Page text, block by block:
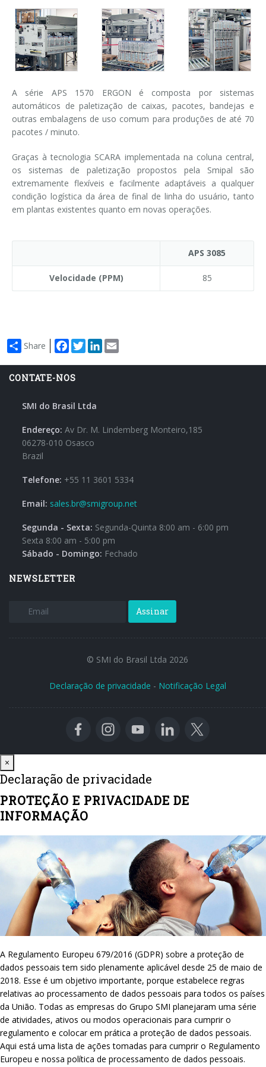
Ingresso em linha
Ingresso a 90°
A série APS 1570 ERGON é composta por sistemas
automáticos de paletização de caixas, pacotes, bandejas e
outras embalagens de uso comum para produções de até 70
pacotes / minuto.
Graças à tecnologia SCARA implementada na coluna central,
os sistemas de paletização propostos pela Smipal são
extremamente flexíveis e facilmente adaptáveis ​​a qualquer
condição logística da área de final de linha do usuário, tanto
em plantas existentes quanto em novas operações.
APS 3085
Velocidade (PPM) 85
Share Facebook
TwitterLinkedIn
CONTATE-NOS
SMI do Brasil Ltda
Endereço: Av Dr. M. Lindemberg Monteiro,185
06278-010 Osasco
Brazil
Telefone: +55 11 3601 5334
Email: sales.br@smigroup.net
Segunda - Sexta: Segunda-Quinta 8:00 am - 6:00 pm
Sexta 8:00 am - 5:00 pm
Sábado - Domingo: Fechado
NEWSLETTER
Assinar
© SMI do Brasil Ltda 2026
Declaração de privacidade - Notificação Legal
×
Declaração de privacidade
PROTEÇÃO E PRIVACIDADE DE
INFORMAÇÃO
A Regulamento Europeu 679/2016 (GDPR) sobre a proteção de
dados pessoais tem sido plenamente aplicável desde 25 de maio de
2018. Esse é um objetivo importante, porque estabelece regras
relativas ao processamento de dados pessoais para todos os países
da União. Todas as empresas do Grupo SMI planejaram uma série
de atividades, ativos ou modos operacionais para cumprir o
regulamento e colocar em prática a proteção de dados pessoais.
Aqui está uma lista de ações tomadas para cumprir o Regulamento
Europeu e nossa política de processamento de dados pessoais.